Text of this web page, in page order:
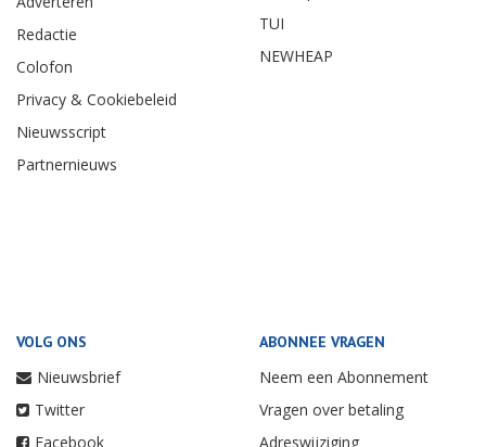
Redactie
Colofon
Privacy & Cookiebeleid
Nieuwsscript
Partnernieuws
TUI
NEWHEAP
VOLG ONS
Nieuwsbrief
Twitter
Facebook
ABONNEE VRAGEN
Neem een Abonnement
Vragen over betaling
Adreswijziging